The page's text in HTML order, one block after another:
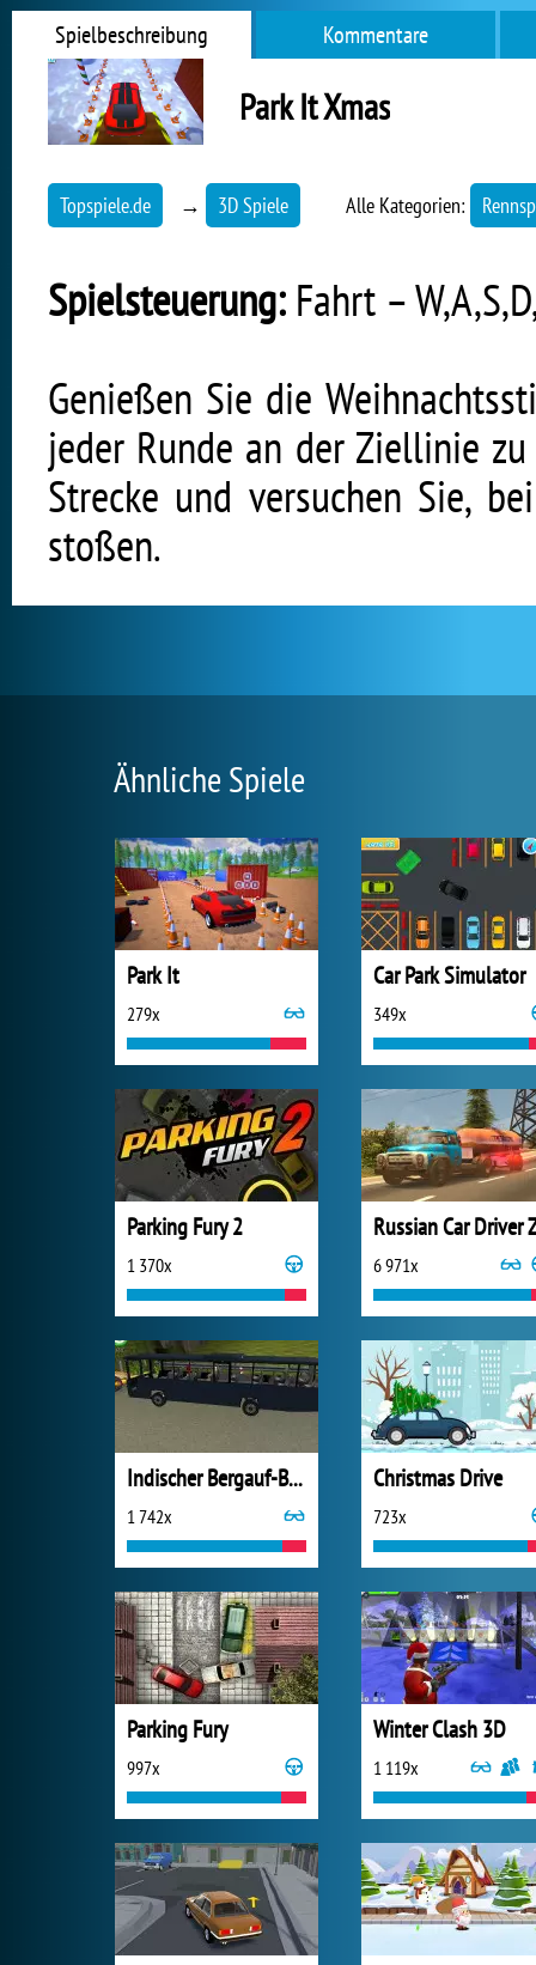
Spielbeschreibung Kommentare
Park It Xmas
Topspiele.de → 3D Spiele Alle Kategorien:
Spielsteuerung: Fahrt –
Genießen Sie die
jeder Runde an der Ziellinie
Strecke und versuchen Sie,
stoßen.
Ähnliche Spiele
Park It
279x
Car Park Simulator
349x
Parking Fury 2
1 370x 6 971x
Indischer Bergauf-Bus-Simulator 3D
1 742x
Christmas Drive
723x
Parking Fury
997x
Winter Clash 3D
1 119x